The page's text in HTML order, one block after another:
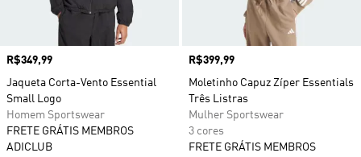
Preço
R$349,99
Jaqueta Corta-Vento Essential
Small Logo
Homem Sportswear
FRETE GRÁTIS MEMBROS
ADICLUB
Preço
R$399,99
Moletinho Capuz Zíper Essentials
Três Listras
Mulher Sportswear
3 cores
FRETE GRÁTIS MEMBROS